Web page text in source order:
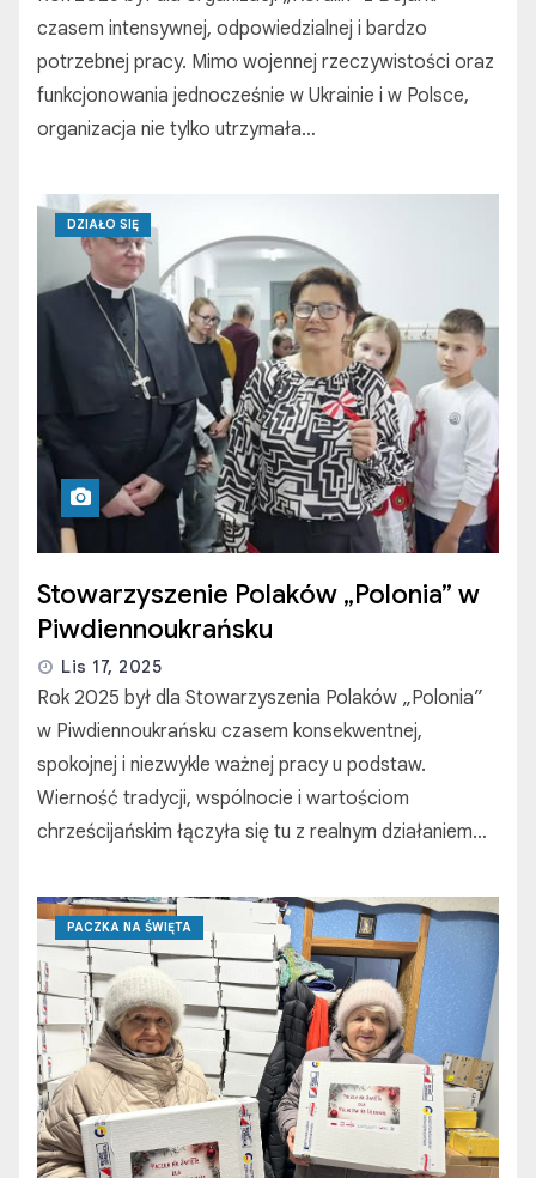
czasem intensywnej, odpowiedzialnej i bardzo
potrzebnej pracy. Mimo wojennej rzeczywistości oraz
funkcjonowania jednocześnie w Ukrainie i w Polsce,
organizacja nie tylko utrzymała…
DZIAŁO SIĘ
Stowarzyszenie Polaków „Polonia” w
Piwdiennoukrańsku
Lis 17, 2025
Rok 2025 był dla Stowarzyszenia Polaków „Polonia”
w Piwdiennoukrańsku czasem konsekwentnej,
spokojnej i niezwykle ważnej pracy u podstaw.
Wierność tradycji, wspólnocie i wartościom
chrześcijańskim łączyła się tu z realnym działaniem…
PACZKA NA ŚWIĘTA